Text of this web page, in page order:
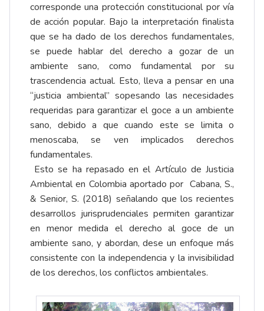
corresponde una protección constitucional por vía
de acción popular. Bajo la interpretación finalista
que se ha dado de los derechos fundamentales,
se puede hablar del derecho a gozar de un
ambiente sano, como fundamental por su
trascendencia actual. Esto, lleva a pensar en una
“justicia ambiental” sopesando las necesidades
requeridas para garantizar el goce a un ambiente
sano, debido a que cuando este se limita o
menoscaba, se ven implicados derechos
fundamentales.
Esto se ha repasado en el Artículo de Justicia
Ambiental en Colombia aportado por Cabana, S.,
& Senior, S. (2018) señalando que los recientes
desarrollos jurisprudenciales permiten garantizar
en menor medida el derecho al goce de un
ambiente sano, y abordan, dese un enfoque más
consistente con la independencia y la invisibilidad
de los derechos, los conflictos ambientales.